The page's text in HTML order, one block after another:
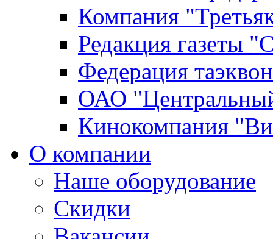
Компания
Редакция газеты
Федерация
ОАО
Кинокомпания
О компании
Наше оборудование
Скидки